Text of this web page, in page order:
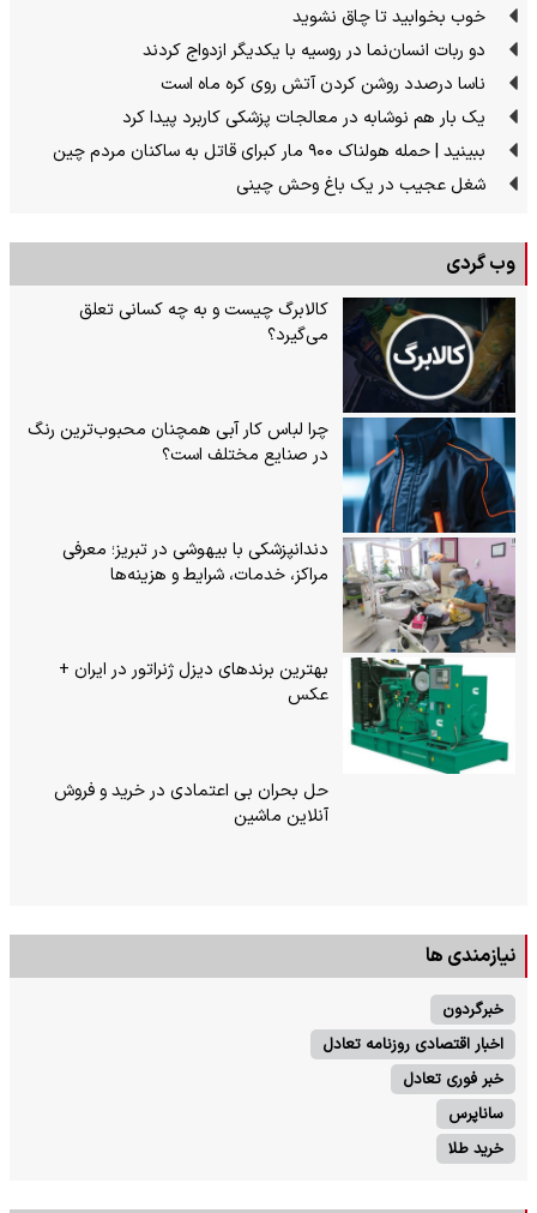
خوب بخوابید تا چاق نشوید
دو ربات انسان‌نما در روسیه با یکدیگر ازدواج کردند
ناسا درصدد روشن کردن آتش روی کره ماه است
یک بار هم نوشابه در معالجات پزشکی کاربرد پیدا کرد
ببینید | حمله هولناک ۹۰۰ مار کبرای قاتل به ساکنان مردم چین
شغل عجیب در یک باغ وحش چینی
وب گردی
کالابرگ چیست و به چه کسانی تعلق
می‌گیرد؟
چرا لباس کار آبی همچنان محبوب‌ترین رنگ
در صنایع مختلف است؟
دندانپزشکی با بیهوشی در تبریز؛ معرفی
مراکز، خدمات، شرایط و هزینه‌ها
بهترین برندهای دیزل ژنراتور در ایران +
عکس
حل بحران بی‌ اعتمادی در خرید و فروش
آنلاین ماشین
نیازمندی ها
خبرگردون
اخبار اقتصادی روزنامه تعادل
خبر فوری تعادل
ساناپرس
خرید طلا